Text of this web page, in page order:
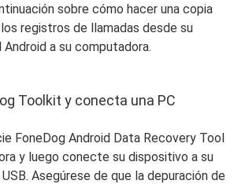
sobre cómo hacer una copia
registros de llamadas desde su
a su computadora.
Toolkit y conecta una PC
FoneDog Android Data Recovery Tool
y luego conecte su dispositivo a su
Asegúrese de que la depuración de